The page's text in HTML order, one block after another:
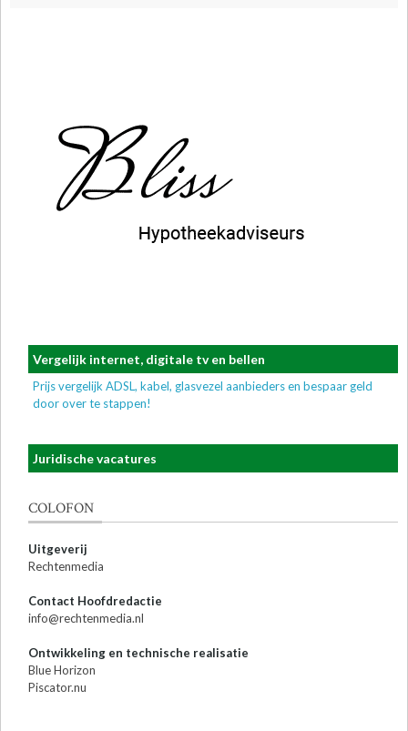
Vergelijk internet, digitale tv en bellen
Prijs vergelijk ADSL, kabel, glasvezel aanbieders en bespaar geld
door over te stappen!
Juridische vacatures
COLOFON
Uitgeverij
Rechtenmedia
Contact Hoofdredactie
info@rechtenmedia.nl
Ontwikkeling en technische realisatie
Blue Horizon
Piscator.nu